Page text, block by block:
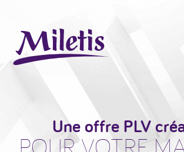
Une offre PLV
POUR VOTRE